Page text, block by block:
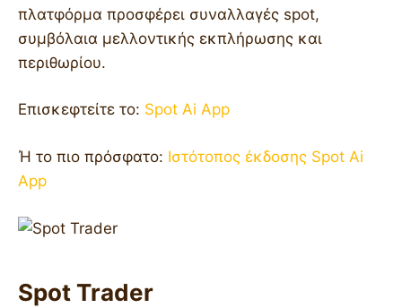
πλατφόρμα προσφέρει συναλλαγές spot,
συμβόλαια μελλοντικής εκπλήρωσης και
περιθωρίου.
Επισκεφτείτε το: Spot Ai App
Ή το πιο πρόσφατο: Ιστότοπος έκδοσης Spot Ai
App
Spot Trader